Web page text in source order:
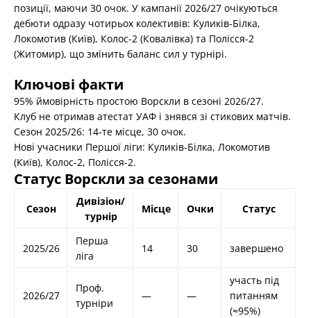
позиції, маючи 30 очок. У кампанії 2026/27 очікуються
дебюти одразу чотирьох колективів: Куликів-Білка,
Локомотив (Київ), Колос-2 (Ковалівка) та Полісся-2
(Житомир), що змінить баланс сил у турнірі.
Ключові факти
95% ймовірність простою Ворскли в сезоні 2026/27.
Клуб не отримав атестат УАФ і знявся зі стикових матчів.
Сезон 2025/26: 14-те місце, 30 очок.
Нові учасники Першої ліги: Куликів-Білка, Локомотив
(Київ), Колос-2, Полісся-2.
Статус Ворскли за сезонами
Сезон
Дивізіон/
турнір
Місце Очки Статус
2025/26
Перша
ліга
14 30 завершено
2026/27
Проф.
турніри
— —
участь під
питанням
(≈95%)